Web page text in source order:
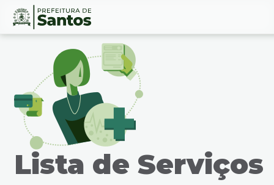
Ir
Conteúdo
Lista de Serviços